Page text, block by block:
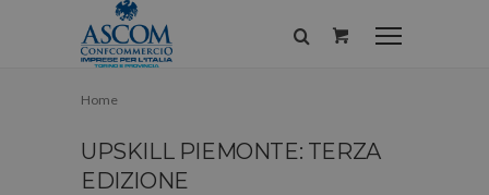
Home
UPSKILL PIEMONTE: TERZA
EDIZIONE